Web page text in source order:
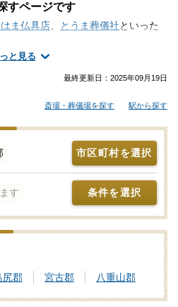
と見る
すページです
ま仏具店、 とうま葬儀社といった
一日葬、家族葬、一般的なお葬式
ービスが魅力の葬儀屋さんから大
葬儀屋さんの特徴、おすすめの葬
んなが選んだお葬式」では、基準
・葬儀屋さんをご紹介しておりま
れば、些細と思われることでも遠
ご相談いただけます。国頭郡の葬儀
ける葬儀屋さんはどこ？」などの
わせて新サービスなどの最新情報
と情報収集を行って信頼のおけそ
最終更新日： 2025年09月19日
斎場・葬儀場を探す 駅から探す
市区町村を選択
す 条件を選択
尻郡 宮古郡 八重山郡